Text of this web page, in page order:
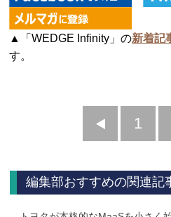
▲「WEDGE Infinity」の新着記
す。
前
1
編集部おすすめの関連記